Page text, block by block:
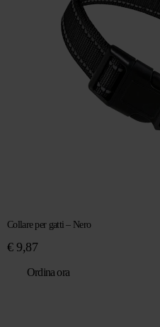
Collare per gatti – Nero
€9,87
Ordina ora